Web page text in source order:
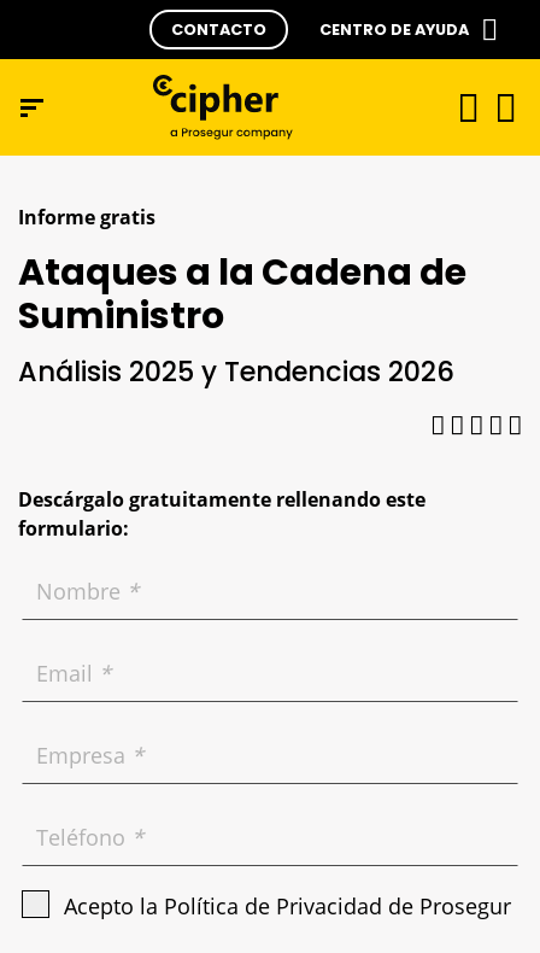
CONTACTO CENTRO DE AYUDA
Informe gratis
Ataques a la Cadena de
Suministro
Análisis 2025 y Tendencias 2026
Descárgalo gratuitamente rellenando este
formulario:
Nombre *
Email *
Empresa *
Teléfono *
Acepto la Política de Privacidad de Prosegur